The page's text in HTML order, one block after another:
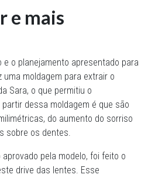
e mais
o planejamento apresentado para
uma moldagem para extrair o
Sara, o que permitiu o
dessa moldagem é que são
do aumento do sorriso
sobre os dentes.
pela modelo, foi feito o
drive das lentes. Esse